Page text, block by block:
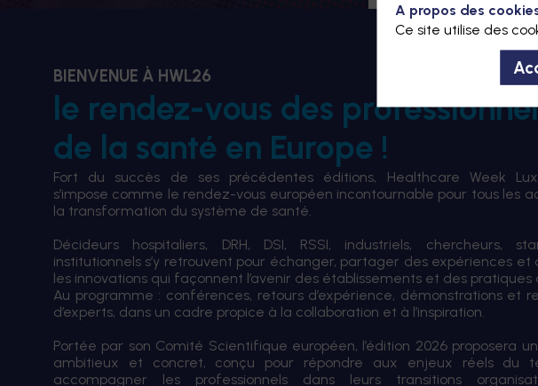
BIENVENUE À HWL26
le rendez-vous des
de la santé en Europe !
Fort du succès de ses précédentes éditions, Healthcare Week
s’impose comme le rendez-vous européen incontournable pour tous les
la transformation du système de santé.
Décideurs hospitaliers, DRH, DSI, RSSI, industriels, chercheurs,
institutionnels s’y retrouvent pour échanger, partager des expériences et
les innovations qui façonnent l’avenir des établissements et des pratiques
Au programme : conférences, retours d’expérience, démonstrations et
d’experts, dans un cadre propice à la collaboration et à l’inspiration.
Portée par son Comité Scientifique européen, l’édition 2026 proposera
ambitieux et concret, conçu pour répondre aux enjeux réels du
accompagner les professionnels dans leurs transitions
A propos des
Ce site utilise des